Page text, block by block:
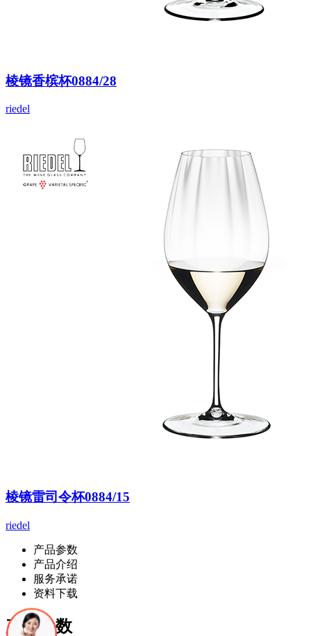
棱镜香槟杯0884/28
riedel
棱镜雷司令杯0884/15
riedel
产品参数
产品介绍
服务承诺
资料下载
产品参数